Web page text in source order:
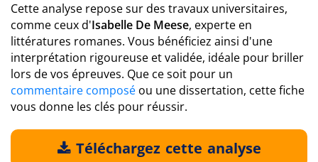
Cette analyse repose sur des travaux universitaires,
comme ceux d'Isabelle De Meese, experte en
littératures romanes. Vous bénéficiez ainsi d'une
interprétation rigoureuse et validée, idéale pour briller
lors de vos épreuves. Que ce soit pour un
commentaire composé ou une dissertation, cette fiche
vous donne les clés pour réussir.
Téléchargez cette analyse